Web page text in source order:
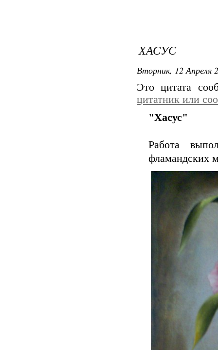
ХАСУС
Вторник, 12 Апреля
Это цитата
цитатник или
"Хасус"
Работа
фламандских